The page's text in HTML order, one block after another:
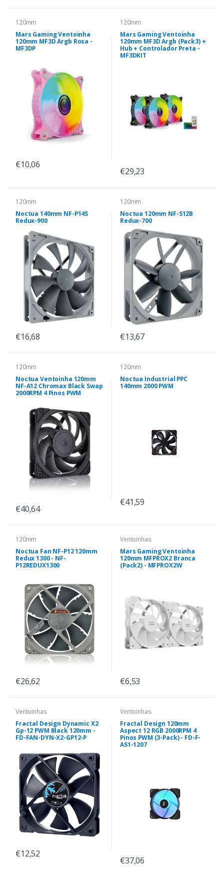
120mm
Mars Gaming Ventoinha
120mm MF3D Argb Rosa -
MF3DP
€10,06
120mm
Mars Gaming Ventoinha
120mm MF3D Argb (Pack3) +
Hub + Controlador Preta -
MF3DKIT
€29,23
120mm
Noctua 140mm NF-P14S
Redux-900
€16,68
120mm
Noctua 120mm NF-S12B
Redux-700
€13,67
120mm
Noctua Ventoinha 120mm
NF-A12 Chromax Black Swap
2000RPM 4 Pinos PWM
€40,64
120mm
Noctua Industrial PPC
140mm 2000 PWM
€41,59
120mm
Noctua Fan NF-P12 120mm
Redux 1300 - NF-
P12REDUX1300
€26,62
Ventoinhas
Mars Gaming Ventoinha
120mm MFPROX2 Branca
(Pack2) - MFPROX2W
€6,53
Ventoinhas
Fractal Design Dynamic X2
Gp-12 PWM Black 120mm -
FD-FAN-DYN-X2-GP12-P
€12,52
Ventoinhas
Fractal Design 120mm
Aspect 12 RGB 2000RPM 4
Pinos PWM (3-Pack) - FD-F-
AS1-1207
€37,06